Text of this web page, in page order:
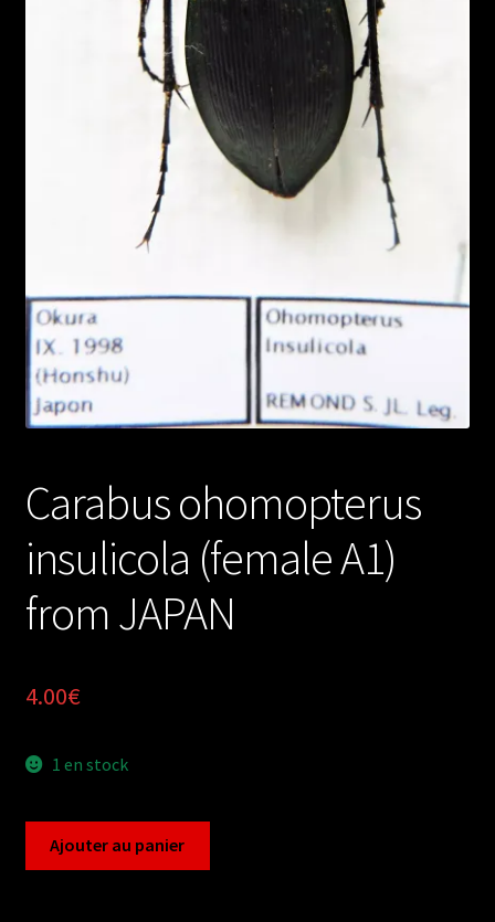
Carabus ohomopterus
insulicola (female A1)
from JAPAN
4.00€
1 en stock
Ajouter au panier